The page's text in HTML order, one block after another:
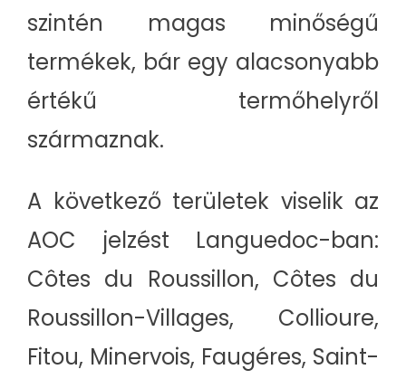
szintén magas minőségű
termékek, bár egy alacsonyabb
értékű termőhelyről
származnak.
A következő területek viselik az
AOC jelzést Languedoc-ban:
Côtes du Roussillon, Côtes du
Roussillon-Villages, Collioure,
Fitou, Minervois, Faugéres, Saint-